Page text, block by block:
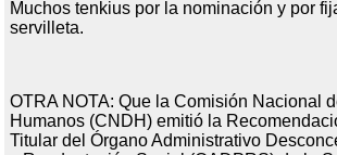
Muchos tenkius por la nominación y por
servilleta.
OTRA NOTA: Que la Comisión Nacional
Humanos (CNDH) emitió la
Titular del Órgano Administrativo